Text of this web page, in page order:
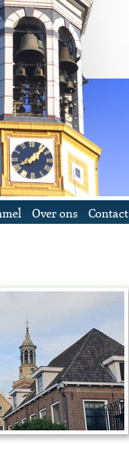
Over ons Contact